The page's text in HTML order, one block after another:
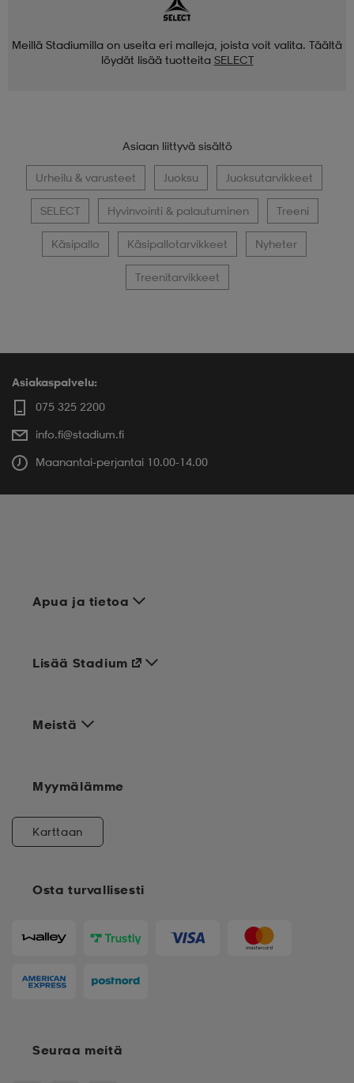
Meillä Stadiumilla on useita eri malleja, joista voit valita. Täältä
löydät lisää tuotteita SELECT
Asiaan liittyvä sisältö
Urheilu & varusteet Juoksu Juoksutarvikkeet
SELECT Hyvinvointi & palautuminen Treeni
Käsipallo Käsipallotarvikkeet Nyheter
Treenitarvikkeet
Asiakaspalvelu:
075 325 2200
info.fi@stadium.fi
Maanantai-perjantai 10.00-14.00
Apua ja tietoa
Meistä
Osta turvallisesti
Lisää Stadium
Myymälämme
Karttaan
Seuraa meitä